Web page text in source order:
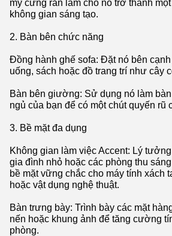
mỹ cứng rắn làm cho nó trở thành
không gian sáng tạo.
2. Bàn bên chức năng
Đồng hành ghế sofa: Đặt nó bên
uống, sách hoặc đồ trang trí như cây
Bàn bên giường: Sử dụng nó làm
ngủ của bạn để có một chút quyến rũ
3. Bề mặt đa dụng
Không gian làm việc Accent: Lý
gia đình nhỏ hoặc các phòng thu
bề mặt vững chắc cho máy tính xách
hoặc vật dụng nghệ thuật.
Bàn trưng bày: Trình bày các mặt
nến hoặc khung ảnh để tăng cường
phòng.